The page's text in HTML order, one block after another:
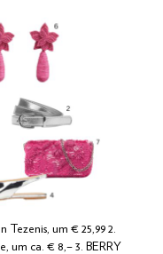
um € 25,99 2.
um ca. € 8,– 3. BERRY